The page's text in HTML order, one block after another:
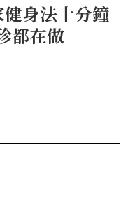
身法十分鐘
都在做